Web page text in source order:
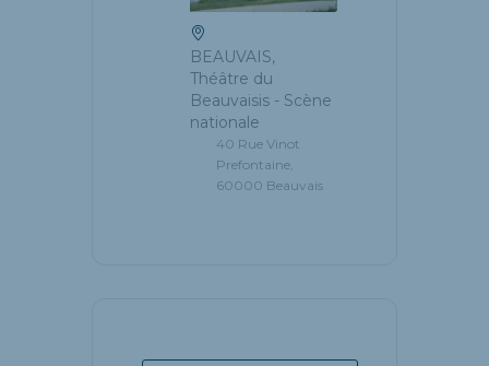
BEAUVAIS,
Théâtre du
Beauvaisis - Scène
nationale
40 Rue Vinot
Prefontaine,
60000 Beauvais